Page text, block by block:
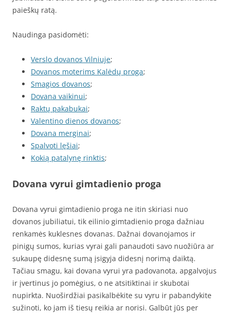
paieškų ratą.
Naudinga pasidomėti:
Verslo dovanos Vilniuje;
Dovanos moterims Kalėdų proga;
Smagios dovanos;
Dovana vaikinui;
Raktų pakabukai;
Valentino dienos dovanos;
Dovana merginai;
Spalvoti lęšiai;
Kokią patalynę rinktis;
Dovana vyrui gimtadienio proga
Dovana vyrui gimtadienio proga ne itin skiriasi nuo
dovanos jubiliatui, tik eilinio gimtadienio proga dažniau
renkamės kuklesnes dovanas. Dažnai dovanojamos ir
pinigų sumos, kurias vyrai gali panaudoti savo nuožiūra ar
sukaupę didesnę sumą įsigyja didesnį norimą daiktą.
Tačiau smagu, kai dovana vyrui yra padovanota, apgalvojus
ir įvertinus jo pomėgius, o ne atsitiktinai ir skubotai
nupirkta. Nuoširdžiai pasikalbėkite su vyru ir pabandykite
sužinoti, ko jam iš tiesų reikia ar norisi. Galbūt jūs per